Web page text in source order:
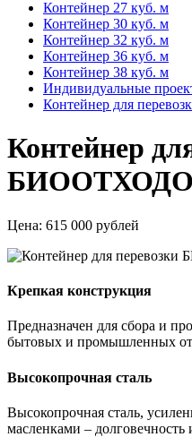
Контейнер 27 куб. м
Контейнер 30 куб. м
Контейнер 32 куб. м
Контейнер 36 куб. м
Контейнер 38 куб. м
Индивидуальные
Контейнер для
Контейнер
Цена: 615 000 рублей
Крепкая конструкция
Предназначен для сбора и
бытовых и промышленных
Высокопрочная сталь
Высокопрочная сталь,
масленками – долговечность